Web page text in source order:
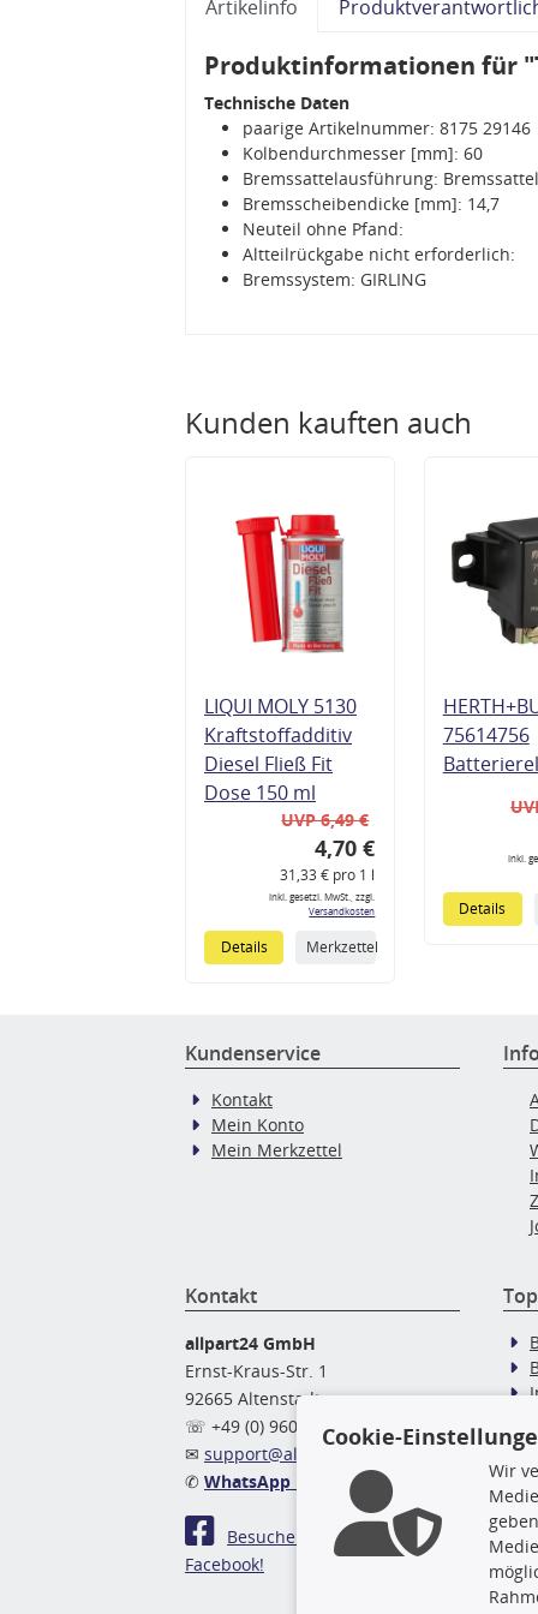
Artikelinfo
Produktinformationen für
Technische Daten
paarige Artikelnummer: 8175 29146
Kolbendurchmesser [mm]: 60
Bremssattelausführung:
Bremsscheibendicke [mm]: 14,7
Neuteil ohne Pfand:
Altteilrückgabe nicht erforderlich:
Bremssystem: GIRLING
Kunden kauften auch
LIQUI MOLY 5130
Kraftstoffadditiv
Diesel Fließ Fit
Dose 150 ml
UVP 6,49 €
4,70 €
31,33 € pro 1 l
inkl. gesetzl. MwSt., zzgl.
Versandkosten
Details Merkzettel
75614756
inkl.
Details
Kundenservice
Kontakt
Mein Konto
Mein Merkzettel
Kontakt
allpart24 GmbH
Ernst-Kraus-Str. 1
92665 Altenstadt
☏ +49 (0) 9602 / 9 42 49 46
✉ support@allpart24.de
✆ WhatsApp Nachricht
Besuchen Sie uns auf
Facebook!
Cookie-
Wir